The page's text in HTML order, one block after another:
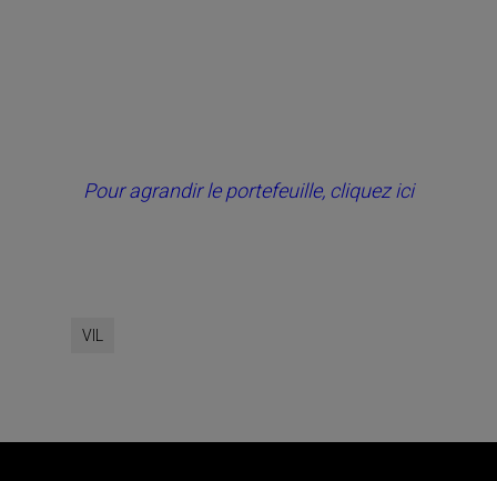
Pour agrandir le portefeuille, cliquez ici
VIL